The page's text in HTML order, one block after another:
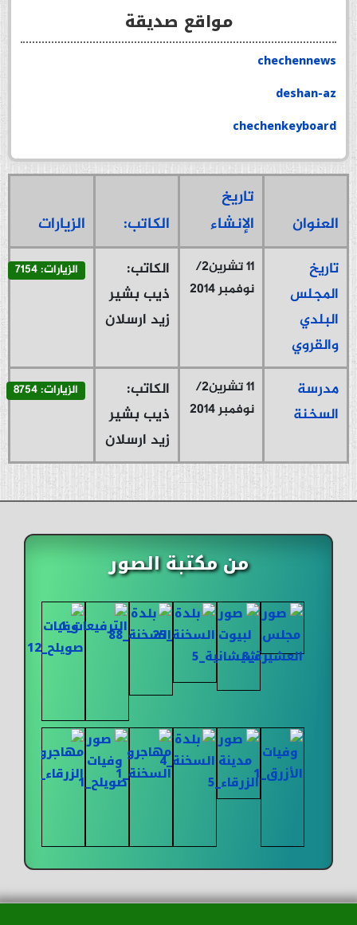
مواقع صديقة
chechennews
deshan-az
chechenkeyboard
العنوان
تاريخ
الإنشاء
الكاتب: الزيارات
تاريخ
المجلس
البلدي
والقروي
11 تشرين2/
نوفمبر 2014
الكاتب:
ذيب بشير
زيد ارسلان
الزيارات: 7154
مدرسة
السخنة
11 تشرين2/
نوفمبر 2014
الكاتب:
ذيب بشير
زيد ارسلان
الزيارات: 8754
من مكتبة الصور